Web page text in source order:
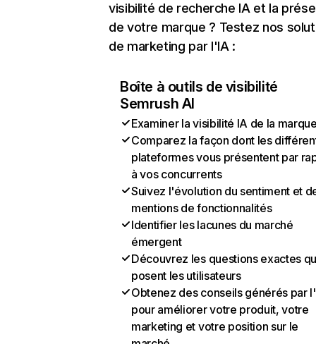
visibilité de recherche IA et la
de votre marque ? Testez nos
de marketing par l'IA :
Boîte à outils de visibilité
Semrush AI
Examiner la visibilité IA de la
Comparez la façon dont les
plateformes vous présentent par
à vos concurrents
Suivez l'évolution du sentiment et
mentions de fonctionnalités
Identifier les lacunes du marché
émergent
Découvrez les questions exactes
posent les utilisateurs
Obtenez des conseils générés par
pour améliorer votre produit, votre
marketing et votre position sur le